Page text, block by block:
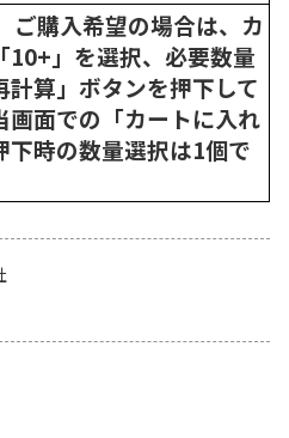
購入希望の場合は、カ
10+」を選択、必要数量
計算」ボタンを押下して
画面での「カートに入れ
下時の数量選択は1個で